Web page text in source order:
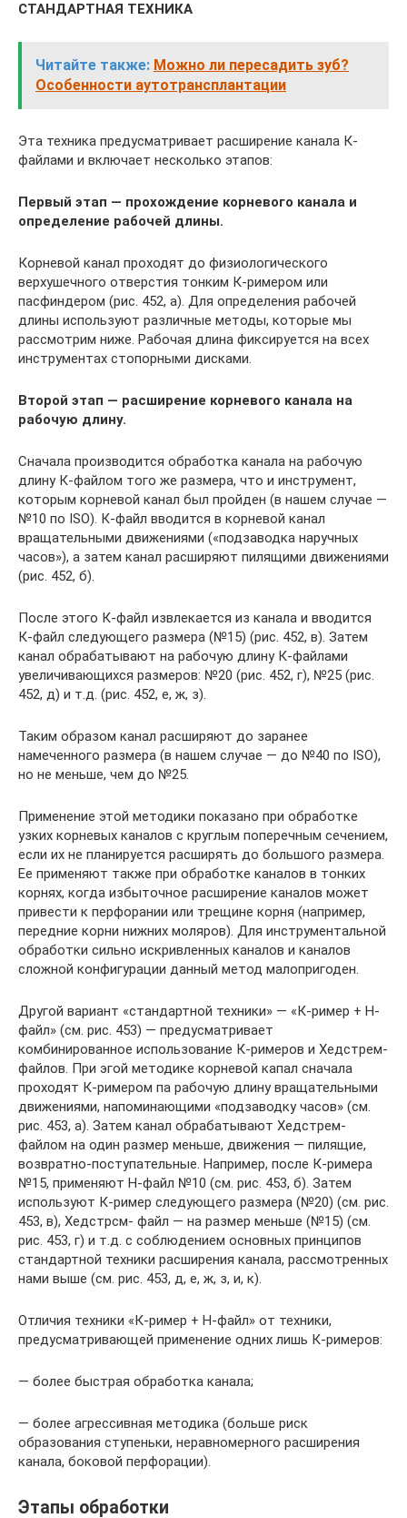
СТАНДАРТНАЯ ТЕХНИКА
Читайте также: Можно ли пересадить зуб?
Особенности аутотрансплантации
Эта техника предусматривает расширение канала К-
файлами и включает несколько этапов:
Первый этап — прохождение корневого канала и
определение рабочей длины.
Корневой канал проходят до физиологического
верхушечного отверстия тонким К-римером или
пасфиндером (рис. 452, а). Для определения рабочей
длины используют различные методы, которые мы
рассмотрим ниже. Рабочая длина фиксируется на всех
инструментах стопорными дисками.
Второй этап — расширение корневого канала на
рабочую длину.
Сначала производится обработка канала на рабочую
длину К-файлом того же размера, что и инструмент,
которым корневой канал был пройден (в нашем случае —
№10 по ISO). К-файл вводится в корневой канал
вращательными движениями («подзаводка наручных
часов»), а затем канал расширяют пилящими движениями
(рис. 452, б).
После этого К-файл извлекается из канала и вводится
К-файл следующего размера (№15) (рис. 452, в). Затем
канал обрабатывают на рабочую длину К-файлами
увеличивающихся размеров: №20 (рис. 452, г), №25 (рис.
452, д) и т.д. (рис. 452, е, ж, з).
Таким образом канал расширяют до заранее
намеченного размера (в нашем случае — до №40 по ISO),
но не меньше, чем до №25.
Применение этой методики показано при обработке
узких корневых каналов с круглым поперечным сечением,
если их не планируется расширять до большого размера.
Ее применяют также при обработке каналов в тонких
корнях, когда избыточное расширение каналов может
привести к перфорании или трещине корня (например,
передние корни нижних моляров). Для инструментальной
обработки сильно искривленных каналов и каналов
сложной конфигурации данный метод малопригоден.
Другой вариант «стандартной техники» — «К-ример + Н-
файл» (см. рис. 453) — предусматривает
комбинированное использование К-римеров и Хедстрем-
файлов. При эгой методике корневой капал сначала
проходят К-римером па рабочую длину вращательными
движениями, напоминающими «подзаводку часов» (см.
рис. 453, а). Затем канал обрабатывают Хедстрем-
файлом на один размер меньше, движения — пилящие,
возвратно-поступательные. Например, после К-римера
№15, применяют Н-файл №10 (см. рис. 453, б). Затем
используют К-ример следующего размера (№20) (см. рис.
453, в), Хедстрсм- файл — на размер меньше (№15) (см.
рис. 453, г) и т.д. с соблюдением основных принципов
стандартной техники расширения канала, рассмотренных
нами выше (см. рис. 453, д, е, ж, з, и, к).
Отличия техники «К-ример + Н-файл» от техники,
предусматривающей применение одних лишь К-римеров:
— более быстрая обработка канала;
— более агрессивная методика (больше риск
образования ступеньки, неравномерного расширения
канала, боковой перфорации).
Этапы обработки